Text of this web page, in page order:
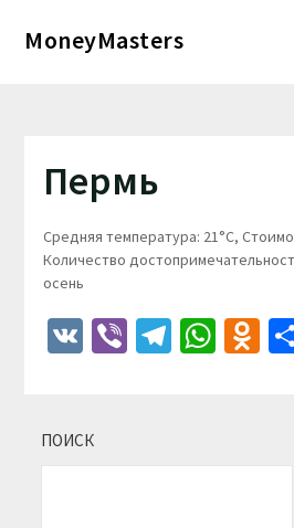
MoneyMasters
Пермь
Средняя температура: 21°C,
Количество
осень
VKViber
ПОИСК